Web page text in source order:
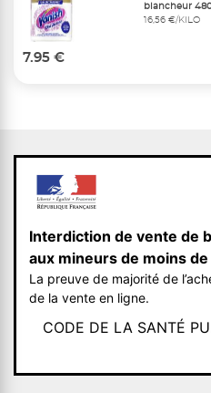
blancheur
16,56 €/KILO
7.95 €
Interdiction de vente de
aux mineurs de moins de
La preuve de majorité de
de la vente en ligne.
CODE DE LA SANTÉ